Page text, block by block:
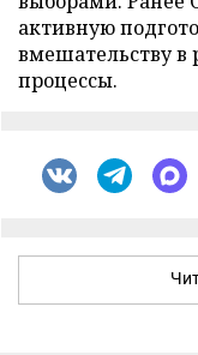
активную
вмешательству в
процессы.